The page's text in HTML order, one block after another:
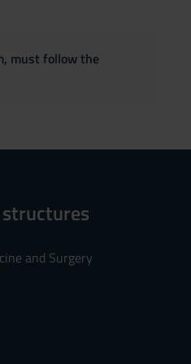
must follow the
and Surgery